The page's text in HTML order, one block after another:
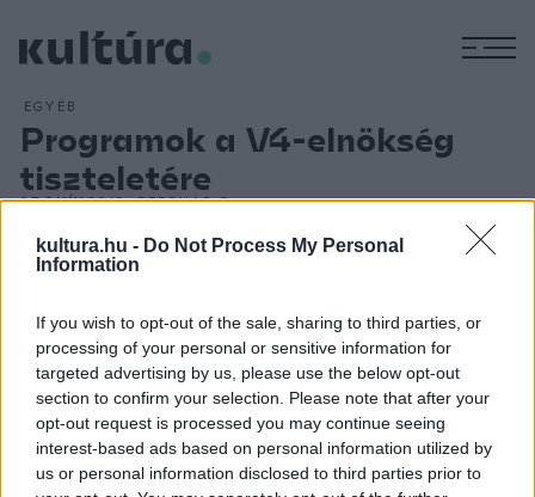
kultura.hu - Do Not Process My Personal
Information
If you wish to opt-out of the sale, sharing to third parties, or
processing of your personal or sensitive information for
targeted advertising by us, please use the below opt-out
section to confirm your selection. Please note that after your
opt-out request is processed you may continue seeing
interest-based ads based on personal information utilized by
us or personal information disclosed to third parties prior to
EGYÉB
Programok a V4-elnökség
tiszteletére
ARCHÍV2018. FEBRUÁR 5.
A Visegrádi Egyezmény aláírása, a V4 megszületése és az
ötödik magyar elnökség tiszteletére február 7. és 18. között
eseménysorozattal várja a közönséget Budapest-szerte a
Magyar Turisztikai Ügynökség. A programsorozat keretében
február 11-én egész napos karneváli forgatagot rendeznek a
Várkert Bazárnál, ahol zenei és családi programokkal, a négy
nemzetet bemutató eseményekkel, karneváli hagyományok